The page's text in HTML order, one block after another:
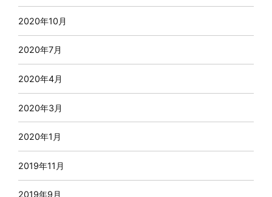
2020年10月
2020年7月
2020年4月
2020年3月
2020年1月
2019年11月
2019年9月